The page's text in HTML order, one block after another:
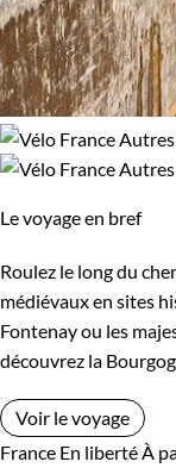
Confort
Standard
Haut de gamme
Itinérant
En étoile
Environnement
Le voyage en bref
Roulez le long du
médiévaux en sites
Fontenay ou les
découvrez la
Voir le voyage
France En liberté À